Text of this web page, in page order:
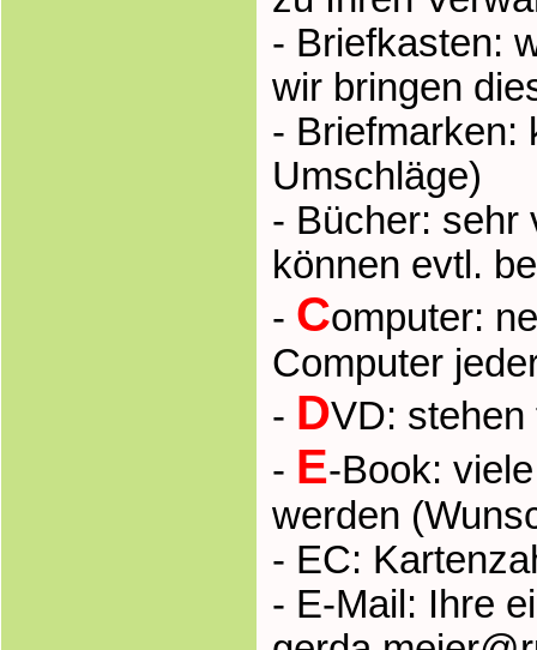
- Briefkasten:
wir bringen
- Briefmarken:
Umschläge)
- Bücher: sehr
können evtl.
- Computer:
Computer
- DVD: stehen
- E-Book:
werden
- EC:
- E-Mail: Ihre